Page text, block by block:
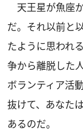
天王星が魚座
だ。それ以前と
たように思われ
争から離脱した
ボランティア活
抜けて、あなた
あるのだ。